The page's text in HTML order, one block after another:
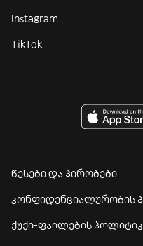
Instagram
TikTok
წესები და პირობები
კონფიდენციალურობის
ქუქი-ფაილების